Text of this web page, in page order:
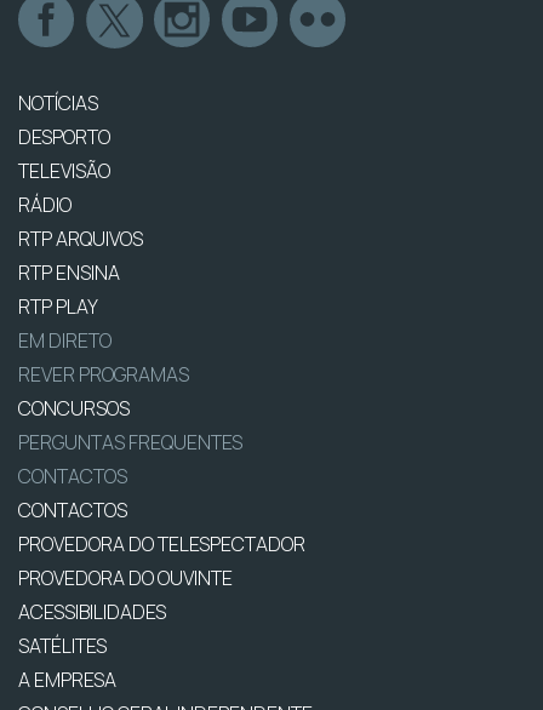
NOTÍCIAS
DESPORTO
TELEVISÃO
RÁDIO
RTP ARQUIVOS
RTP ENSINA
RTP PLAY
EM DIRETO
REVER PROGRAMAS
CONCURSOS
PERGUNTAS FREQUENTES
CONTACTOS
CONTACTOS
PROVEDORA DO TELESPECTADOR
PROVEDORA DO OUVINTE
ACESSIBILIDADES
SATÉLITES
A EMPRESA